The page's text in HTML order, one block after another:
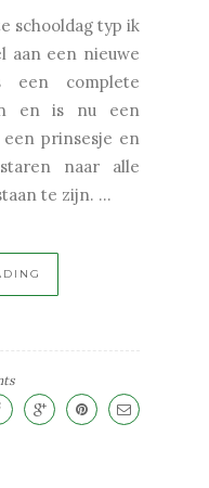
schooldag typ ik
aan een nieuwe
complete
en is nu een
prinsesje en
naar alle
te zijn. ...